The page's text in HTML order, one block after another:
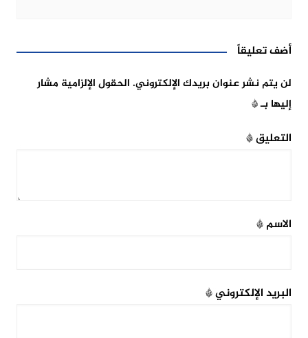
أضف تعليقاً
لن يتم نشر عنوان بريدك الإلكتروني. الحقول الإلزامية مشار
إليها بـ*
التعليق*
الاسم*
البريد الإلكتروني*